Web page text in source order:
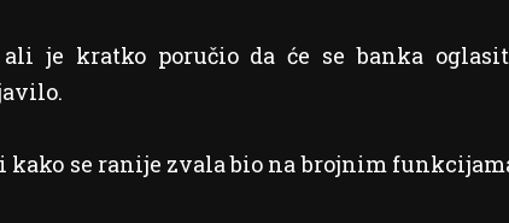
ali je kratko poručio da će se banka
kako se ranije zvala bio na brojnim